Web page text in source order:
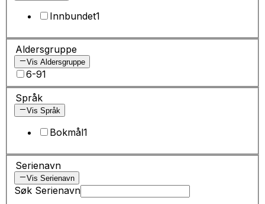
Innbundet1
Aldersgruppe
Vis Aldersgruppe
6-91
Språk
Vis Språk
Bokmål1
Serienavn
Vis Serienavn
Søk Serienavn